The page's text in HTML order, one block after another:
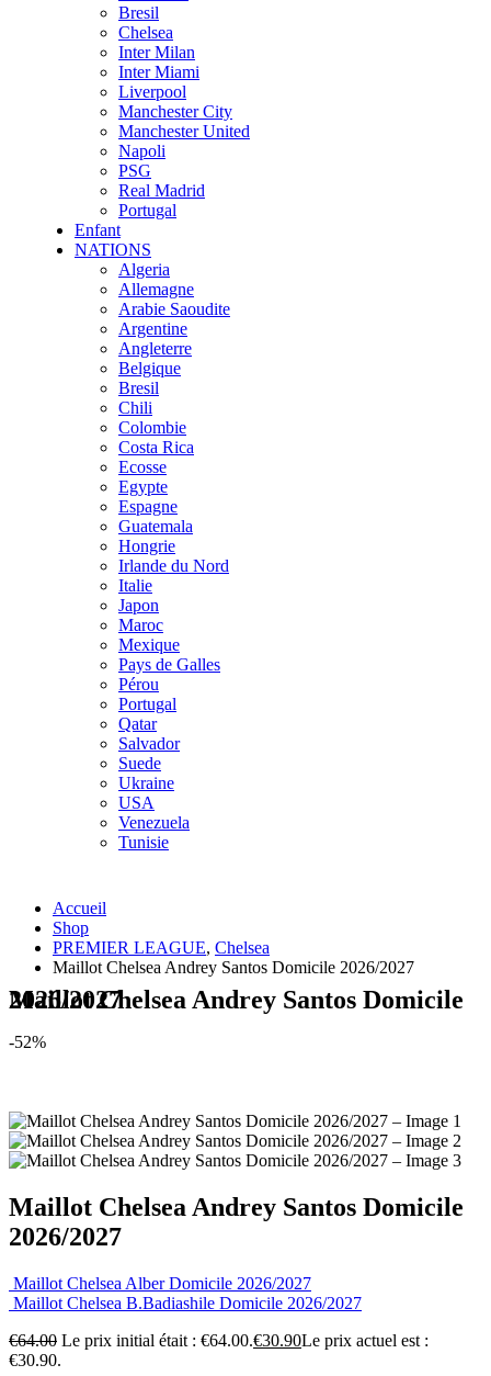
Bresil
Chelsea
Inter Milan
Inter Miami
Liverpool
Manchester City
Manchester United
Napoli
PSG
Real Madrid
Portugal
Enfant
NATIONS
Algeria
Allemagne
Arabie Saoudite
Argentine
Angleterre
Belgique
Bresil
Chili
Colombie
Costa Rica
Ecosse
Egypte
Espagne
Guatemala
Hongrie
Irlande du Nord
Italie
Japon
Maroc
Mexique
Pays de Galles
Pérou
Portugal
Qatar
Salvador
Suede
Ukraine
USA
Venezuela
Tunisie
Accueil
Shop
PREMIER LEAGUE, Chelsea
Maillot Chelsea Andrey Santos Domicile 2026/2027
Maillot Chelsea Andrey Santos Domicile 2026/2027
-52%
Maillot Chelsea Andrey Santos Domicile
2026/2027
Maillot Chelsea Alber Domicile 2026/2027
Maillot Chelsea B.Badiashile Domicile 2026/2027
€64.00 Le prix initial était : €64.00.€30.90Le prix actuel est :
€30.90.